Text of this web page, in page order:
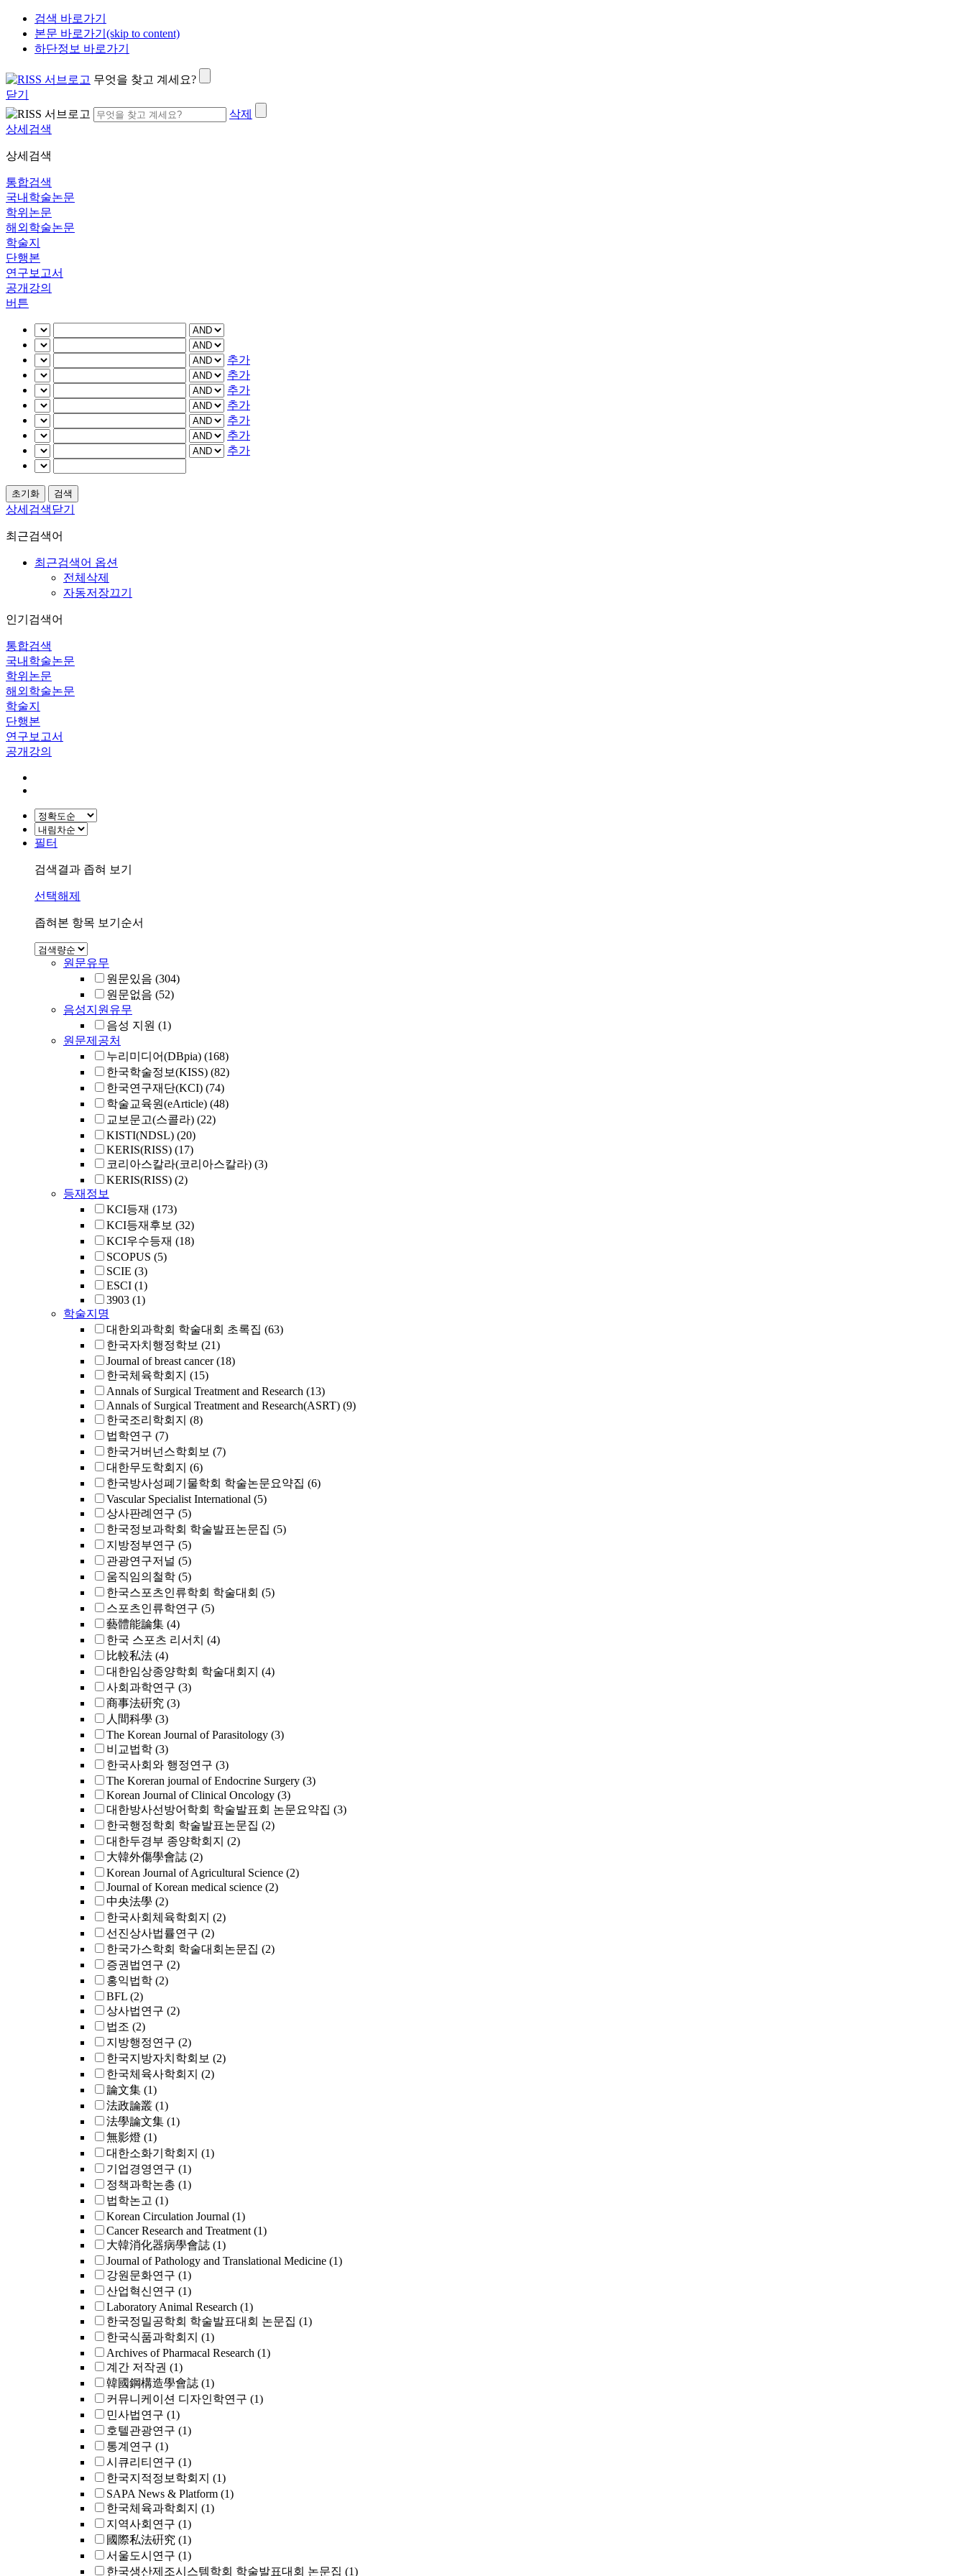
검색 바로가기
본문 바로가기(skip to content)
하단정보 바로가기
무엇을 찾고 계세요?
닫기
삭제
상세검색
상세검색
통합검색
국내학술논문
학위논문
해외학술논문
학술지
단행본
연구보고서
공개강의
버튼
추가
추가
추가
추가
추가
추가
추가
상세검색닫기
최근검색어
최근검색어 옵션
전체삭제
자동저장끄기
인기검색어
통합검색
국내학술논문
학위논문
해외학술논문
학술지
단행본
연구보고서
공개강의
필터
검색결과 좁혀 보기
선택해제
좁혀본 항목 보기순서
원문유무
원문있음 (304)
원문없음 (52)
음성지원유무
음성 지원 (1)
원문제공처
누리미디어(DBpia) (168)
한국학술정보(KISS) (82)
한국연구재단(KCI) (74)
학술교육원(eArticle) (48)
교보문고(스콜라) (22)
KISTI(NDSL) (20)
KERIS(RISS) (17)
코리아스칼라(코리아스칼라) (3)
KERIS(RISS) (2)
등재정보
KCI등재 (173)
KCI등재후보 (32)
KCI우수등재 (18)
SCOPUS (5)
SCIE (3)
ESCI (1)
3903 (1)
학술지명
대한외과학회 학술대회 초록집 (63)
한국자치행정학보 (21)
Journal of breast cancer (18)
한국체육학회지 (15)
Annals of Surgical Treatment and Research (13)
Annals of Surgical Treatment and Research(ASRT) (9)
한국조리학회지 (8)
법학연구 (7)
한국거버넌스학회보 (7)
대한무도학회지 (6)
한국방사성폐기물학회 학술논문요약집 (6)
Vascular Specialist International (5)
상사판례연구 (5)
한국정보과학회 학술발표논문집 (5)
지방정부연구 (5)
관광연구저널 (5)
움직임의철학 (5)
한국스포츠인류학회 학술대회 (5)
스포츠인류학연구 (5)
藝體能論集 (4)
한국 스포츠 리서치 (4)
比較私法 (4)
대한임상종양학회 학술대회지 (4)
사회과학연구 (3)
商事法硏究 (3)
人間科學 (3)
The Korean Journal of Parasitology (3)
비교법학 (3)
한국사회와 행정연구 (3)
The Koreran journal of Endocrine Surgery (3)
Korean Journal of Clinical Oncology (3)
대한방사선방어학회 학술발표회 논문요약집 (3)
한국행정학회 학술발표논문집 (2)
대한두경부 종양학회지 (2)
大韓外傷學會誌 (2)
Korean Journal of Agricultural Science (2)
Journal of Korean medical science (2)
中央法學 (2)
한국사회체육학회지 (2)
선진상사법률연구 (2)
한국가스학회 학술대회논문집 (2)
증권법연구 (2)
홍익법학 (2)
BFL (2)
상사법연구 (2)
법조 (2)
지방행정연구 (2)
한국지방자치학회보 (2)
한국체육사학회지 (2)
論文集 (1)
法政論叢 (1)
法學論文集 (1)
無影燈 (1)
대한소화기학회지 (1)
기업경영연구 (1)
정책과학논총 (1)
법학논고 (1)
Korean Circulation Journal (1)
Cancer Research and Treatment (1)
大韓消化器病學會誌 (1)
Journal of Pathology and Translational Medicine (1)
강원문화연구 (1)
산업혁신연구 (1)
Laboratory Animal Research (1)
한국정밀공학회 학술발표대회 논문집 (1)
한국식품과학회지 (1)
Archives of Pharmacal Research (1)
계간 저작권 (1)
韓國鋼構造學會誌 (1)
커뮤니케이션 디자인학연구 (1)
민사법연구 (1)
호텔관광연구 (1)
통계연구 (1)
시큐리티연구 (1)
한국지적정보학회지 (1)
SAPA News & Platform (1)
한국체육과학회지 (1)
지역사회연구 (1)
國際私法硏究 (1)
서울도시연구 (1)
한국생산제조시스템학회 학술발표대회 논문집 (1)